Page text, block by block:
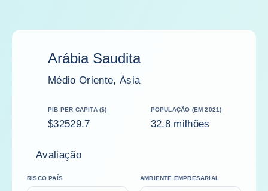
Arábia Saudita
Médio Oriente, Ásia
PIB PER CAPITA ($)
$32529.7
POPULAÇÃO (EM 2021)
32,8 milhões
Avaliação
RISCO PAÍS AMBIENTE EMPRESARIAL